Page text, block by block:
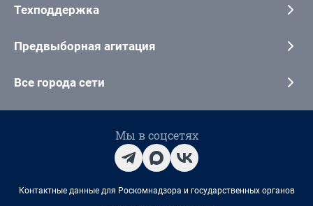
Техподдержка
Предвыборная агитация
Все города сети
Мы в соцсетях
Контактные данные для Роскомнадзора и государственных органов